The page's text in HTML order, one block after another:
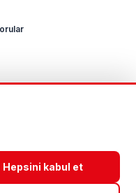
Hepsini kabul et